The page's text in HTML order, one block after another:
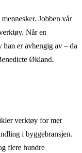
Jobben vår
Når en
han er avhengig av – da
Økland.
verktøy for mer
i byggebransjen.
flere hundre